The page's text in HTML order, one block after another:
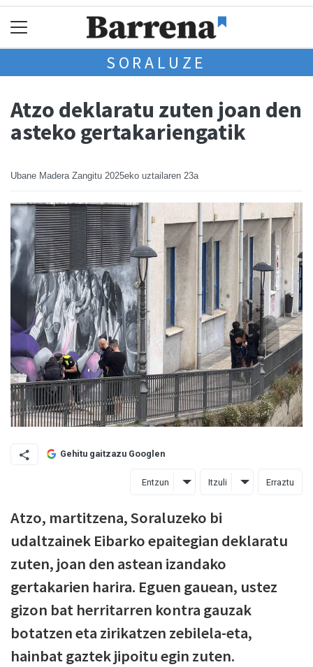
SORALUZE
Atzo deklaratu zuten joan den
asteko gertakariengatik
Ubane Madera Zangitu 2025eko uztailaren 23a
Gehitu gaitzazu Googlen
Entzun Itzuli Erraztu
Atzo, martitzena, Soraluzeko bi
udaltzainek Eibarko epaitegian deklaratu
zuten, joan den astean izandako
gertakarien harira. Eguen gauean, ustez
gizon bat herritarren kontra gauzak
botatzen eta zirikatzen zebilela-eta,
hainbat gaztek jipoitu egin zuten.